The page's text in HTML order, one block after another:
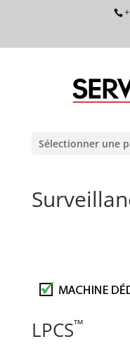
Sélectionner une
LPCS™